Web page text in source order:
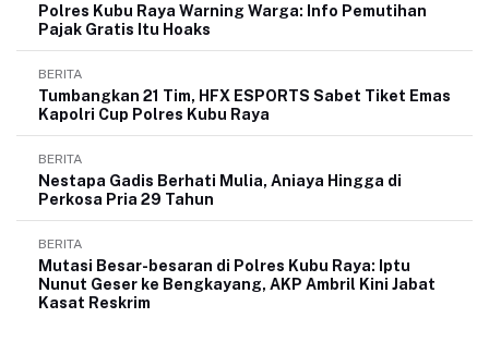
Polres Kubu Raya Warning Warga: Info Pemutihan
Pajak Gratis Itu Hoaks
BERITA
Tumbangkan 21 Tim, HFX ESPORTS Sabet Tiket Emas
Kapolri Cup Polres Kubu Raya
BERITA
Nestapa Gadis Berhati Mulia, Aniaya Hingga di
Perkosa Pria 29 Tahun
BERITA
Mutasi Besar-besaran di Polres Kubu Raya: Iptu
Nunut Geser ke Bengkayang, AKP Ambril Kini Jabat
Kasat Reskrim